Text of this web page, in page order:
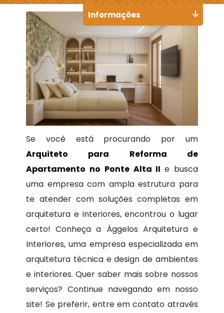
Se você está procurando por um
Arquiteto para Reforma de
Apartamento no Ponte Alta II e busca
uma empresa com ampla estrutura para
te atender com soluções completas em
arquitetura e interiores, encontrou o lugar
certo! Conheça a Ággelos Arquitetura e
Interiores, uma empresa especializada em
arquitetura técnica e design de ambientes
e interiores. Quer saber mais sobre nossos
serviços? Continue navegando em nosso
site! Se preferir, entre em contato através
Informações